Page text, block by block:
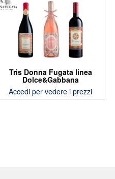
Tris Donna Fugata linea
Dolce&Gabbana
Accedi per vedere i prezzi